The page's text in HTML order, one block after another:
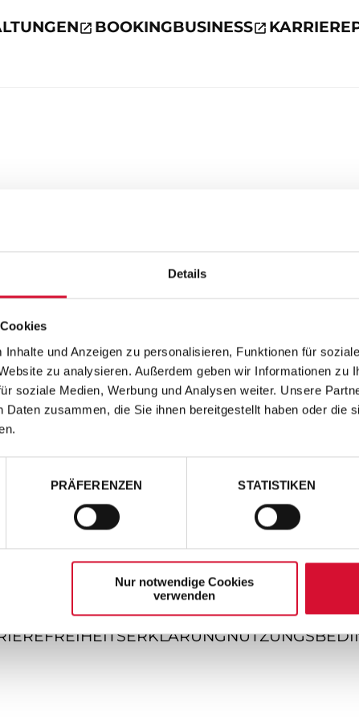
Details
und Anzeigen zu personalisieren, Funktionen für
zu analysieren. Außerdem geben wir Informationen zu
soziale Medien, Werbung und Analysen weiter. Unsere
Daten zusammen, die Sie ihnen bereitgestellt haben oder die
PRÄFERENZEN STATISTIKEN
Nur notwendige Cookies
verwenden
BOOKINGBUSINESS KARRIERE